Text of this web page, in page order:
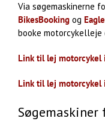
Via søgemaskinerne
BikesBooking og
booke motorcykelleje
Link til lej motorcykel
Link til lej motorcykel